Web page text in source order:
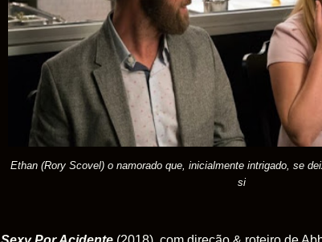
Ethan (Rory Scovel) o namorado que, inicialmente intrigado, se
si